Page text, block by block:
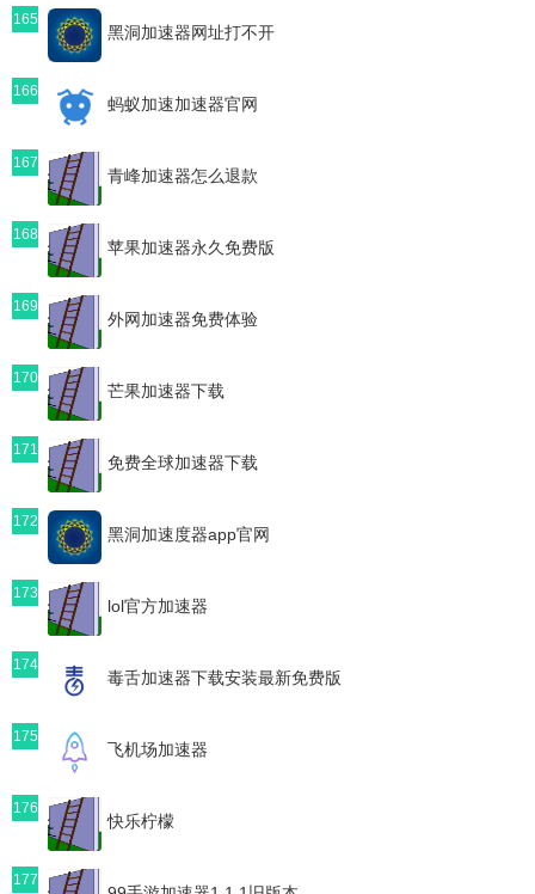
165
黑洞加速器网址打不开
166
蚂蚁加速加速器官网
167
青峰加速器怎么退款
168
苹果加速器永久免费版
169
外网加速器免费体验
170
芒果加速器下载
171
免费全球加速器下载
172
黑洞加速度器app官网
173
lol官方加速器
174
毒舌加速器下载安装最新免费版
175
飞机场加速器
176
快乐柠檬
177